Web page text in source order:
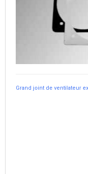
Grand joint de ventilateur